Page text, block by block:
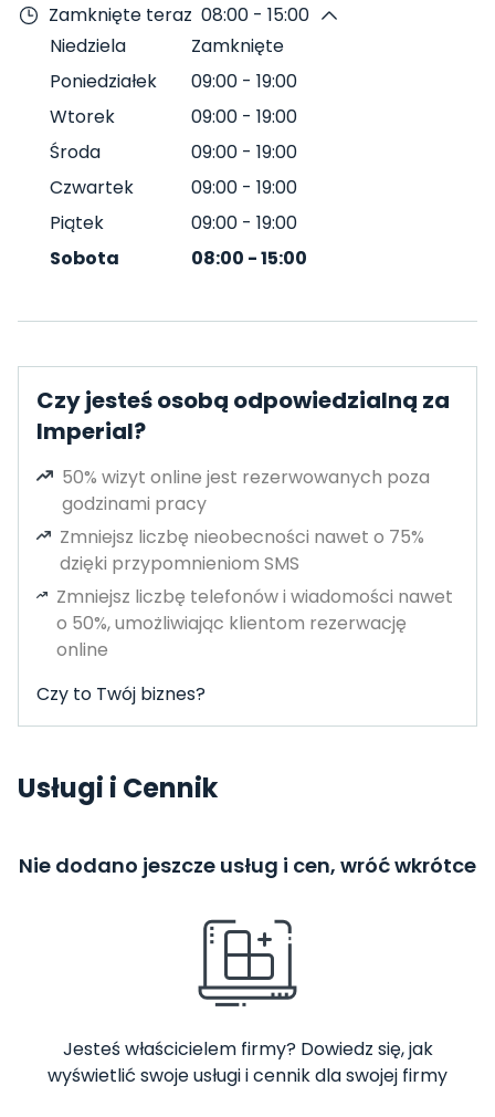
Zamknięte teraz 08:00 - 15:00
Niedziela
Zamknięte
Poniedziałek
09:00 - 19:00
Wtorek
09:00 - 19:00
Środa
09:00 - 19:00
Czwartek
09:00 - 19:00
Piątek
09:00 - 19:00
Sobota
08:00 -15:00
Czy jesteś osobą odpowiedzialną za
Imperial?
50% wizyt online jest rezerwowanych poza
godzinami pracy
Zmniejsz liczbę nieobecności nawet o 75%
dzięki przypomnieniom SMS
Zmniejsz liczbę telefonów i wiadomości nawet
o 50%, umożliwiając klientom rezerwację
online
Czy to Twój biznes?
Usługi i Cennik
Nie dodano jeszcze usług i cen, wróć wkrótce
Jesteś właścicielem firmy? Dowiedz się, jak
wyświetlić swoje usługi i cennik dla swojej firmy